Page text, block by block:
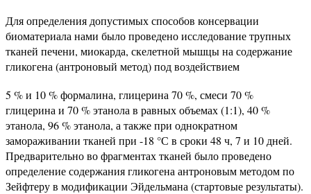
Для определения допустимых способов консервации
биоматериала нами было проведено исследование трупных
тканей печени, миокарда, скелетной мышцы на содержание
гликогена (антроновый метод) под воздействием
5 % и 10 % формалина, глицерина 70 %, смеси 70 %
глицерина и 70 % этанола в равных объемах (1:1), 40 %
этанола, 96 % этанола, а также при однократном
замораживании тканей при -18 °С в сроки 48 ч, 7 и 10 дней.
Предварительно во фрагментах тканей было проведено
определение содержания гликогена антроновым методом по
Зейфтеру в модификации Эйдельмана (стартовые результаты).